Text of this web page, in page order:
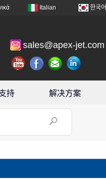
Italian 한국어
sales@apex-jet.com
持 解决方案